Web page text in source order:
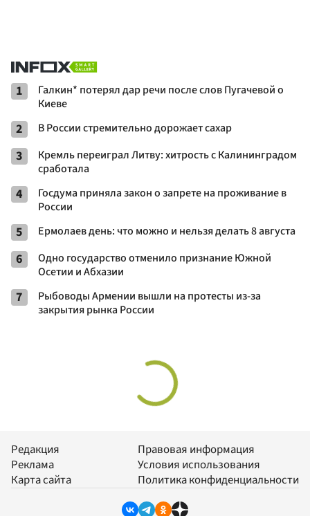
1
Галкин* потерял дар речи после слов Пугачевой о
Киеве
2 В России стремительно дорожает сахар
3
Кремль переиграл Литву: хитрость с Калининградом
сработала
4
Госдума приняла закон о запрете на проживание в
России
5 Ермолаев день: что можно и нельзя делать 8 августа
6
Одно государство отменило признание Южной
Осетии и Абхазии
7
Рыбоводы Армении вышли на протесты из-за
закрытия рынка России
Редакция
Реклама
Карта сайта
Правовая информация
Условия использования
Политика конфиденциальности